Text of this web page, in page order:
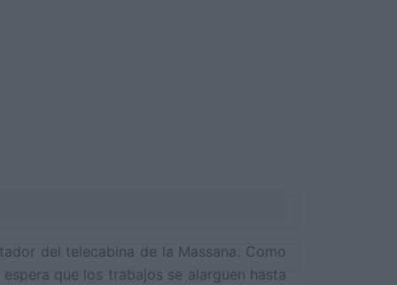
del telecabina de la Massana. Como
que los trabajos se alarguen hasta